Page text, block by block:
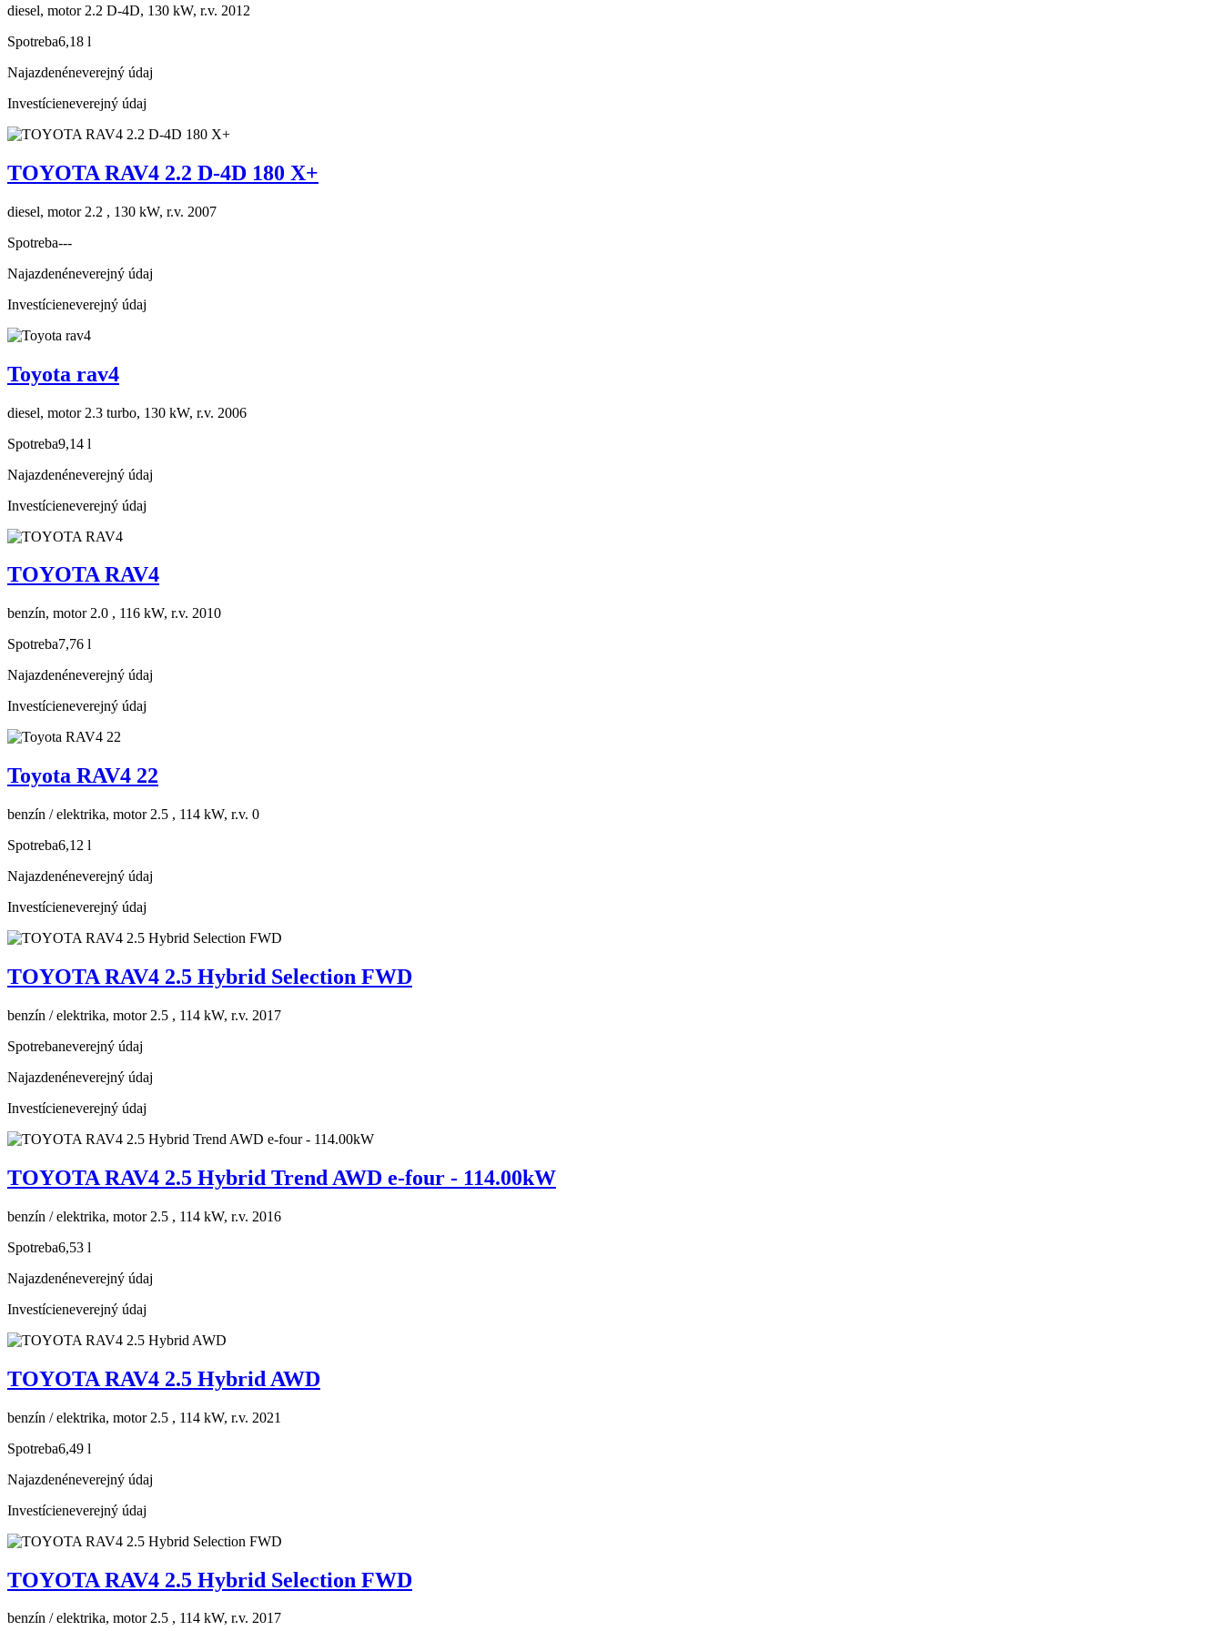
diesel, motor 2.2 D-4D, 130 kW, r.v. 2012
Spotreba6,18 l
Najazdenéneverejný údaj
Investícieneverejný údaj
TOYOTA RAV4 2.2 D-4D 180 X+
diesel, motor 2.2 , 130 kW, r.v. 2007
Spotreba---
Najazdenéneverejný údaj
Investícieneverejný údaj
Toyota rav4
diesel, motor 2.3 turbo, 130 kW, r.v. 2006
Spotreba9,14 l
Najazdenéneverejný údaj
Investícieneverejný údaj
TOYOTA RAV4
benzín, motor 2.0 , 116 kW, r.v. 2010
Spotreba7,76 l
Najazdenéneverejný údaj
Investícieneverejný údaj
Toyota RAV4 22
benzín / elektrika, motor 2.5 , 114 kW, r.v. 0
Spotreba6,12 l
Najazdenéneverejný údaj
Investícieneverejný údaj
TOYOTA RAV4 2.5 Hybrid Selection FWD
benzín / elektrika, motor 2.5 , 114 kW, r.v. 2017
Spotrebaneverejný údaj
Najazdenéneverejný údaj
Investícieneverejný údaj
TOYOTA RAV4 2.5 Hybrid Trend AWD e-four - 114.00kW
benzín / elektrika, motor 2.5 , 114 kW, r.v. 2016
Spotreba6,53 l
Najazdenéneverejný údaj
Investícieneverejný údaj
TOYOTA RAV4 2.5 Hybrid AWD
benzín / elektrika, motor 2.5 , 114 kW, r.v. 2021
Spotreba6,49 l
Najazdenéneverejný údaj
Investícieneverejný údaj
TOYOTA RAV4 2.5 Hybrid Selection FWD
benzín / elektrika, motor 2.5 , 114 kW, r.v. 2017